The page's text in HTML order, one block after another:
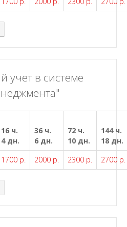
учет в системе
16 ч.
4 дн.
36 ч.
6 дн.
72 ч.
10 дн.
144 ч.
18 дн.
1700 р. 2000 р. 2300 р. 2700 р.